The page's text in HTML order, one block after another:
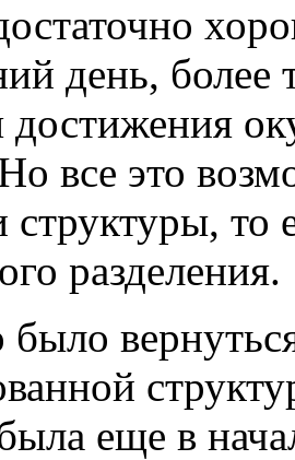
день, более
достижения
все это
то
разделения.
еще в